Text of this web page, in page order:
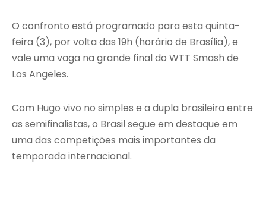
O confronto está programado para esta quinta-
feira (3), por volta das 19h (horário de Brasília), e
vale uma vaga na grande final do WTT Smash de
Los Angeles.
Com Hugo vivo no simples e a dupla brasileira entre
as semifinalistas, o Brasil segue em destaque em
uma das competições mais importantes da
temporada internacional.